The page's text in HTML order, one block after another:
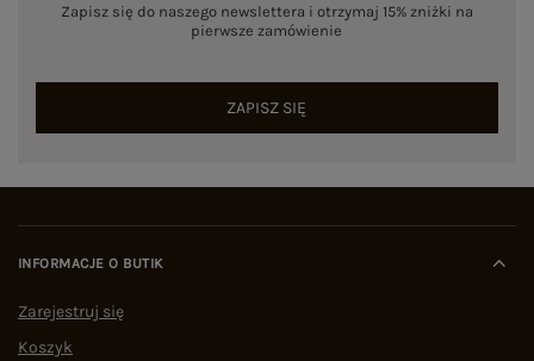
Zapisz się do naszego newslettera i otrzymaj 15% zniżki na
pierwsze zamówienie
ZAPISZ SIĘ
INFORMACJE O BUTIK
Zarejestruj się
Koszyk